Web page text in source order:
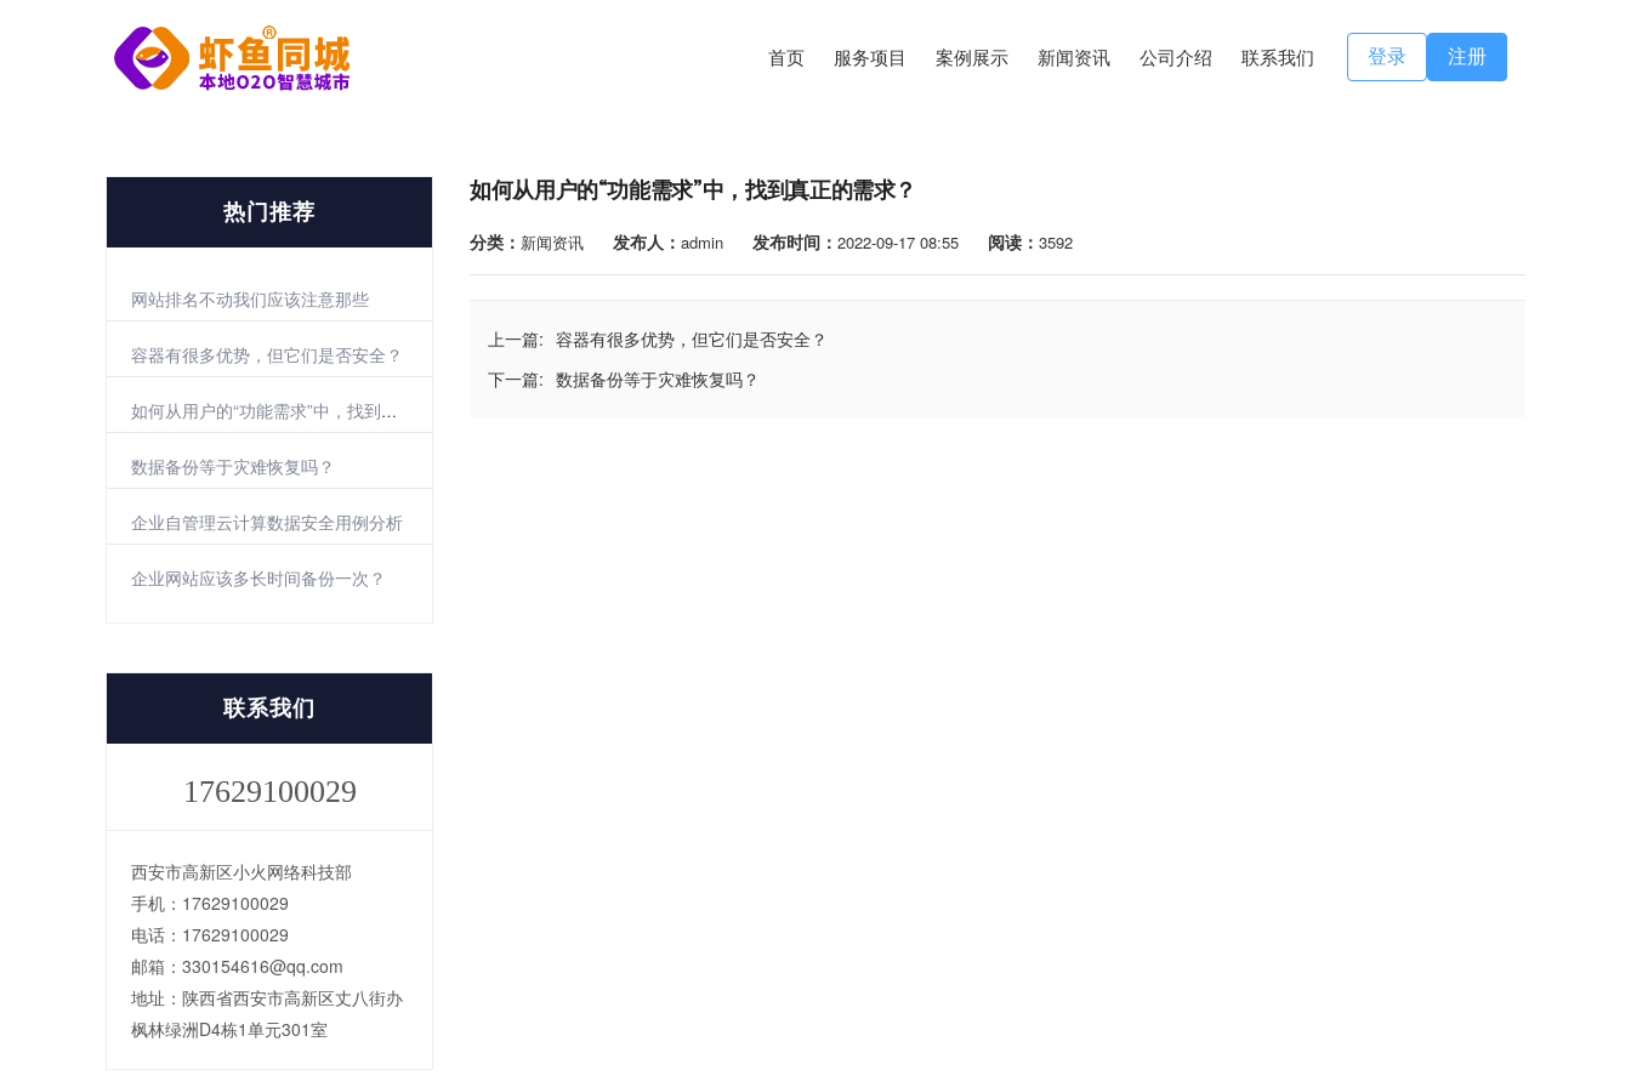
首页 服务项目 案例展示 新闻资讯 公司介绍 联系我们 登录 注册
如何从用户的“功能需求”中，找到真正的需求？
分类： 新闻资讯 发布人： admin 发布时间： 2022-09-17 08:55 阅读： 3592
上一篇: 容器有很多优势，但它们是否安全？
下一篇: 数据备份等于灾难恢复吗？
热门推荐
网站排名不动我们应该注意那些
容器有很多优势，但它们是否安全？
如何从用户的“功能需求”中，找到真正的需求？
数据备份等于灾难恢复吗？
企业自管理云计算数据安全用例分析
企业网站应该多长时间备份一次？
联系我们
17629100029
西安市高新区小火网络科技部
手机：17629100029
电话：17629100029
邮箱：330154616@qq.com
地址：陕西省西安市高新区丈八街办
枫林绿洲D4栋1单元301室